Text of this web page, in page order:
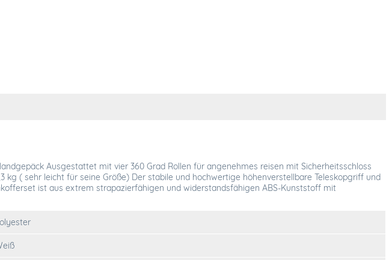
Ausgestattet mit vier 360 Grad Rollen für angenehmes reisen mit Sicherheitsschloss
( sehr leicht für seine Größe) Der stabile und hochwertige höhenverstellbare Teleskopgriff und
ist aus extrem strapazierfähigen und widerstandsfähigen ABS-Kunststoff mit